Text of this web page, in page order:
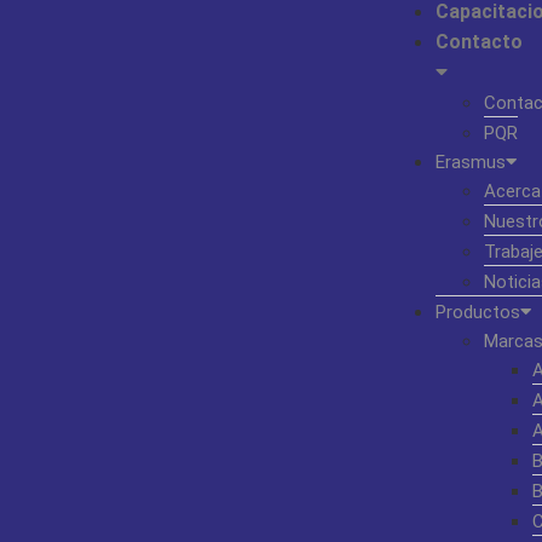
Contacto
PQR
Erasmus
Productos